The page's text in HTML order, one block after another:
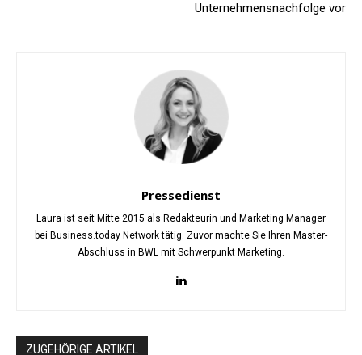
Unternehmensnachfolge vor
Pressedienst
Laura ist seit Mitte 2015 als Redakteurin und Marketing Manager
bei Business.today Network tätig. Zuvor machte Sie Ihren Master-
Abschluss in BWL mit Schwerpunkt Marketing.
ZUGEHÖRIGE ARTIKEL